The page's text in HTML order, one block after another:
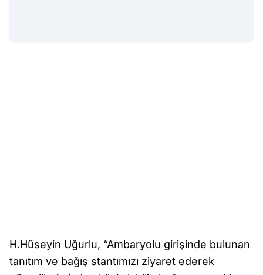
H.Hüseyin Uğurlu, “Ambaryolu girişinde bulunan
tanıtım ve bağış stantımızı ziyaret ederek